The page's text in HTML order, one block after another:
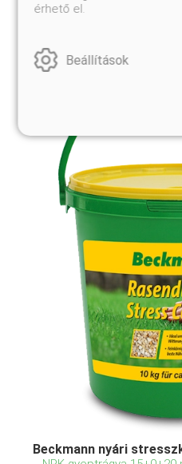
Beckmann nyári
érhető el.
Beállítások